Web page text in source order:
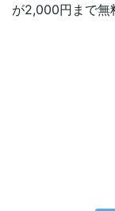
が2,000円まで無